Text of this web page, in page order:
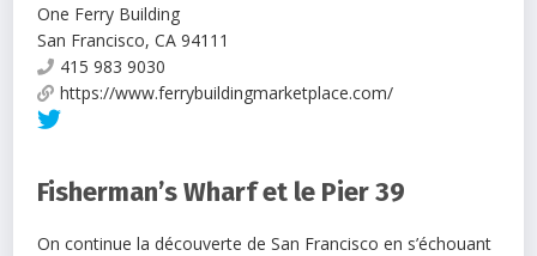
One Ferry Building
San Francisco, CA 94111
415 983 9030
https://www.ferrybuildingmarketplace.com/
Fisherman’s Wharf et le Pier 39
On continue la découverte de San Francisco en s’échouant